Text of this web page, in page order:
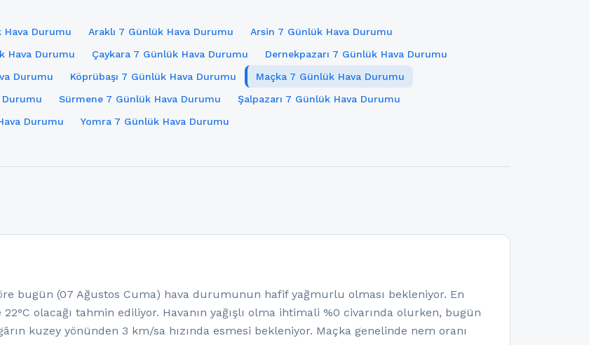
Hava Durumu Araklı 7 Günlük Hava Durumu
Arsin 7 Günlük Hava Durumu
Hava Durumu Çaykara 7 Günlük Hava Durumu
Dernekpazarı 7 Günlük Hava Durumu
Durumu Köprübaşı 7 Günlük Hava Durumu
Maçka 7 Günlük Hava Durumu
Durumu Sürmene 7 Günlük Hava Durumu
Şalpazarı 7 Günlük Hava Durumu
Durumu Yomra 7 Günlük Hava Durumu
bugün (07 Ağustos Cuma) hava durumunun hafif yağmurlu olması bekleniyor. En
22°C olacağı tahmin ediliyor. Havanın yağışlı olma ihtimali %0 civarında olurken, bugün
kuzey yönünden 3 km/sa hızında esmesi bekleniyor. Maçka genelinde nem oranı